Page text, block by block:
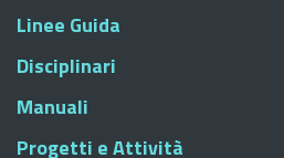
Linee Guida
Disciplinari
Manuali
Progetti e Attività